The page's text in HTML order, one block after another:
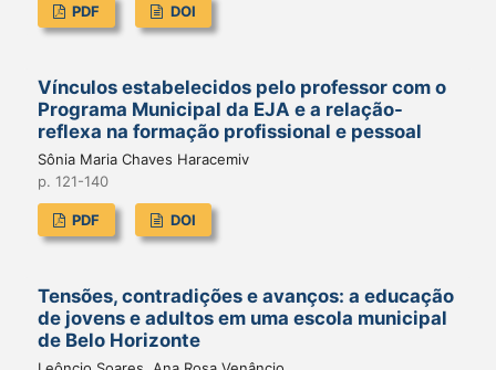
PDF DOI
Vínculos estabelecidos pelo professor com o
Programa Municipal da EJA e a relação-
reflexa na formação profissional e pessoal
Sônia Maria Chaves Haracemiv
p. 121-140
PDF DOI
Tensões, contradições e avanços: a educação
de jovens e adultos em uma escola municipal
de Belo Horizonte